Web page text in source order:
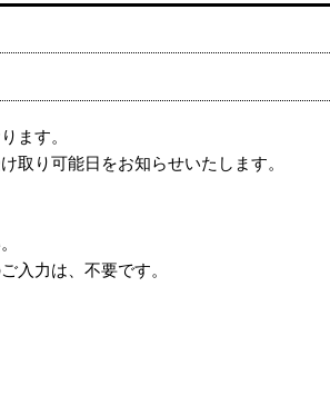
ます。
取り可能日をお知らせいたします。
入力は、不要です。